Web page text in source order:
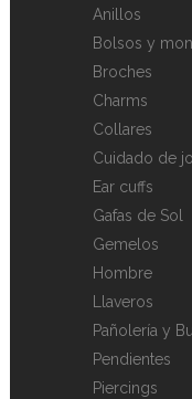
Anillos
Bolsos y
Broches
Charms
Collares
Cuidado de
Ear cuffs
Gafas de Sol
Gemelos
Hombre
Llaveros
Pañolería y
Pendientes
Piercings